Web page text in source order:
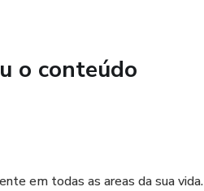
o conteúdo
em todas as areas da sua vida.